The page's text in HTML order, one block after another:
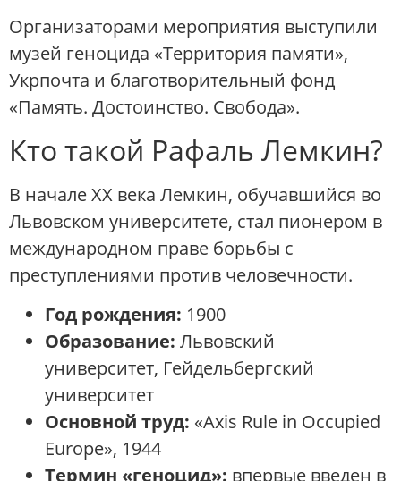
Организаторами мероприятия выступили
музей геноцида «Территория памяти»,
Укрпочта и благотворительный фонд
«Память. Достоинство. Свобода».
Кто такой Рафаль Лемкин?
В начале XX века Лемкин, обучавшийся во
Львовском университете, стал пионером в
международном праве борьбы с
преступлениями против человечности.
Год рождения: 1900
Образование: Львовский
университет, Гейдельбергский
университет
Основной труд: «Axis Rule in Occupied
Europe», 1944
Термин «геноцид»: впервые введен в